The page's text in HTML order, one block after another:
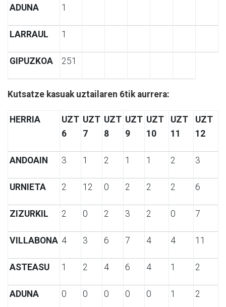
ADUNA 1
LARRAUL 1
GIPUZKOA 251
Kutsatze kasuak uztailaren 6tik aurrera:
HERRIA
UZT
6
UZT
7
UZT
8
UZT
9
UZT
10
UZT
11
UZT
12
ANDOAIN 3 1 2 1 1 2 3
URNIETA 2 12 0 2 2 2 6
ZIZURKIL 2 0 2 3 2 0 7
VILLABONA 4 3 6 7 4 4 11
ASTEASU 1 2 4 6 4 1 2
ADUNA 0 0 0 0 0 1 2